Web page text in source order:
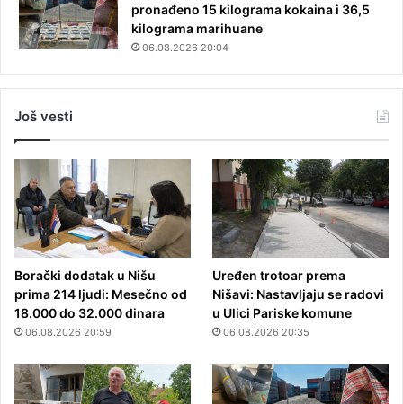
pronađeno 15 kilograma kokaina i 36,5
kilograma marihuane
06.08.2026 20:04
Još vesti
Borački dodatak u Nišu
prima 214 ljudi: Mesečno od
18.000 do 32.000 dinara
06.08.2026 20:59
Uređen trotoar prema
Nišavi: Nastavljaju se radovi
u Ulici Pariske komune
06.08.2026 20:35